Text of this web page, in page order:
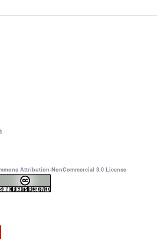
Attribution-NonCommercial 3.0 License